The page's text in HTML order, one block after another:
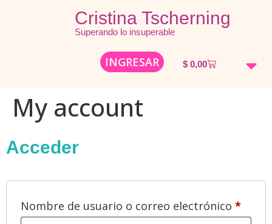
Cristina Tscherning
Superando lo insuperable
$0,00
INGRESAR
My account
Acceder
Nombre de usuario o correo electrónico *